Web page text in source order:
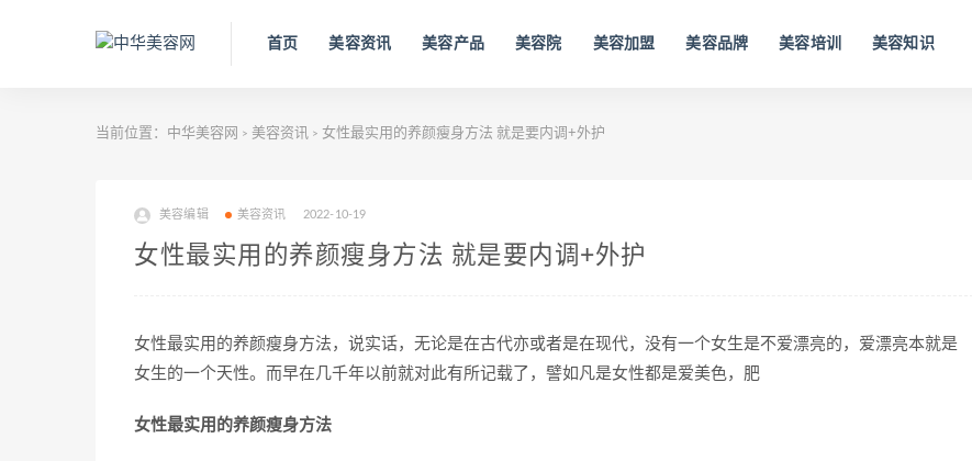
首页 美容资讯 美容产品 美容院 美容加盟 美容品牌 美容培训 美容知识
当前位置： 中华美容网 > 美容资讯 > 女性最实用的养颜瘦身方法 就是要内调+外护
美容编辑 美容资讯 2022-10-19
女性最实用的养颜瘦身方法 就是要内调+外护
女性最实用的养颜瘦身方法，说实话，无论是在古代亦或者是在现代，没有一个女生是不爱漂亮的，爱漂亮本就是
女生的一个天性。而早在几千年以前就对此有所记载了，譬如凡是女性都是爱美色，肥
女性最实用的养颜瘦身方法